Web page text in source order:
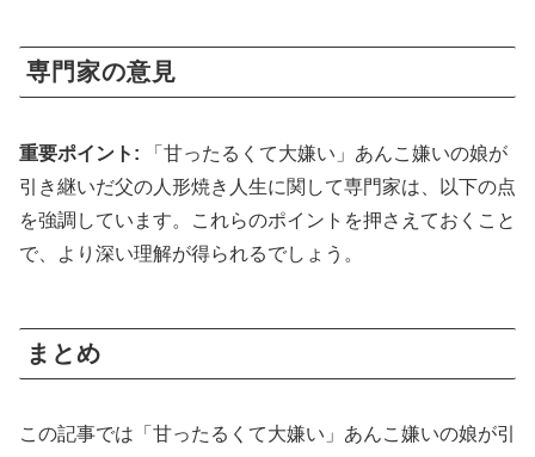
専門家の意見
重要ポイント: 「甘ったるくて大嫌い」あんこ嫌いの娘が
引き継いだ父の人形焼き人生に関して専門家は、以下の点
を強調しています。これらのポイントを押さえておくこと
で、より深い理解が得られるでしょう。
まとめ
この記事では「甘ったるくて大嫌い」あんこ嫌いの娘が引